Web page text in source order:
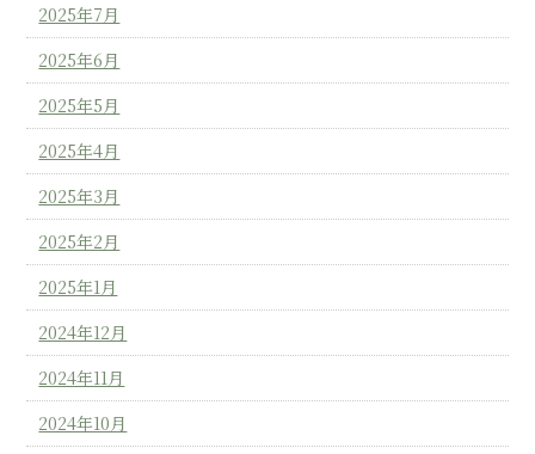
2025年7月
2025年6月
2025年5月
2025年4月
2025年3月
2025年2月
2025年1月
2024年12月
2024年11月
2024年10月